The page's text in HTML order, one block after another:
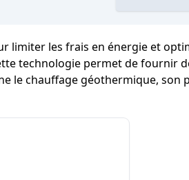
limiter les frais en énergie et
technologie permet de fournir
le chauffage géothermique, son